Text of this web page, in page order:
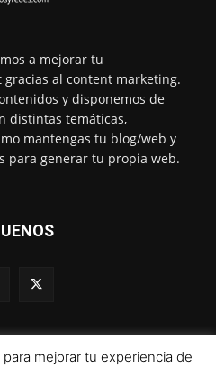
a mejorar tu
al content marketing.
y disponemos de
distintas temáticas,
mantengas tu blog/web y
para generar tu propia web.
mejorar tu experiencia de